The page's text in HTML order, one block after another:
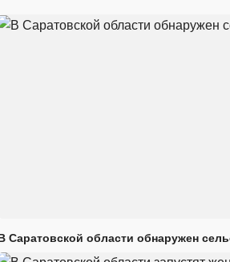
Саратовской области обнаружен